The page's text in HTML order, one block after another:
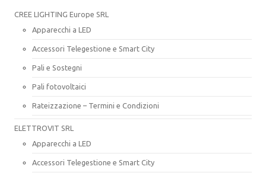
CREE LIGHTING Europe SRL
Apparecchi a LED
Accessori Telegestione e Smart City
Pali e Sostegni
Pali fotovoltaici
Rateizzazione – Termini e Condizioni
ELETTROVIT SRL
Apparecchi a LED
Accessori Telegestione e Smart City